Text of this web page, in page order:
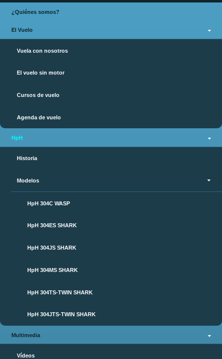
¿Quiénes somos?
El Vuelo
Vuela con nosotros
El vuelo sin motor
Cursos de vuelo
Agenda de vuelo
HpH
Historia
Modelos
HpH 304C WASP
HpH 304ES SHARK
HpH 304JS SHARK
HpH 304MS SHARK
HpH 304TS-TWIN SHARK
HpH 304JTS-TWIN SHARK
Multimedia
Vídeos